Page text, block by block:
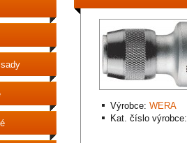
Výrobce: WERA
Kat. číslo výrobce: